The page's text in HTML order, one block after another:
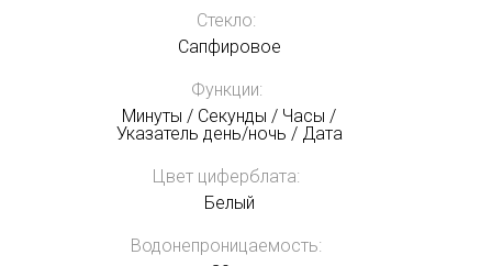
Стекло:
Сапфировое
Функции:
Минуты / Секунды / Часы /
Указатель день/ночь / Дата
Цвет циферблата:
Белый
Водонепроницаемость: